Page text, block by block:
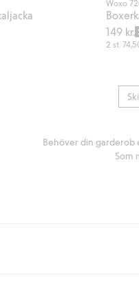
Woxo
149 kr.
2 st.
Behöver din garderob
Som